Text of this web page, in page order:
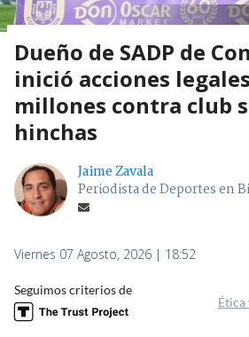
Dueño de SADP de
inició acciones
millones contra club
hinchas
Jaime Zavala
Periodista de Deportes en
Viernes 07 Agosto, 2026 | 18:52
Seguimos criterios de
Ética